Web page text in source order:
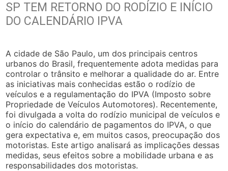
SP TEM RETORNO DO RODÍZIO E INÍCIO
DO CALENDÁRIO IPVA
A cidade de São Paulo, um dos principais centros
urbanos do Brasil, frequentemente adota medidas para
controlar o trânsito e melhorar a qualidade do ar. Entre
as iniciativas mais conhecidas estão o rodízio de
veículos e a regulamentação do IPVA (Imposto sobre
Propriedade de Veículos Automotores). Recentemente,
foi divulgada a volta do rodízio municipal de veículos e
o início do calendário de pagamentos do IPVA, o que
gera expectativa e, em muitos casos, preocupação dos
motoristas. Este artigo analisará as implicações dessas
medidas, seus efeitos sobre a mobilidade urbana e as
responsabilidades dos motoristas.